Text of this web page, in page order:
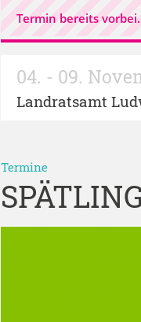
Termin bereits
04. - 09.
Landratsamt
Termine